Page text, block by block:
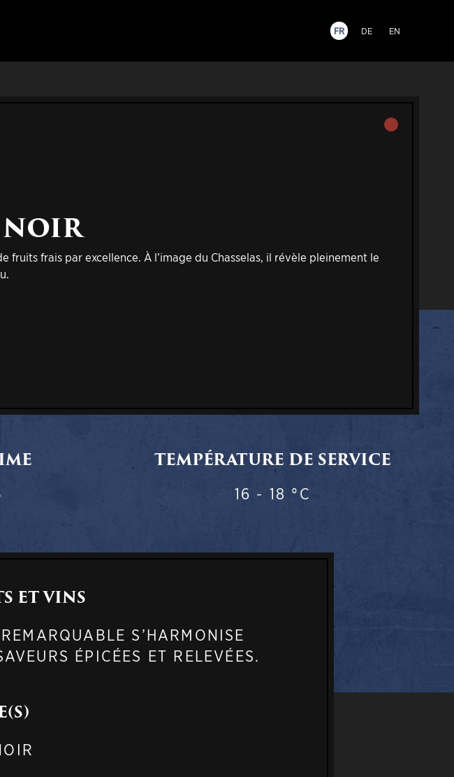
FR DE EN
fruits frais par excellence. À l’image du Chasselas, il révèle pleinement le
TEMPÉRATURE DE SERVICE
16 - 18 °C
ET VINS
S’HARMONISE
ÉPICÉES ET RELEVÉES.